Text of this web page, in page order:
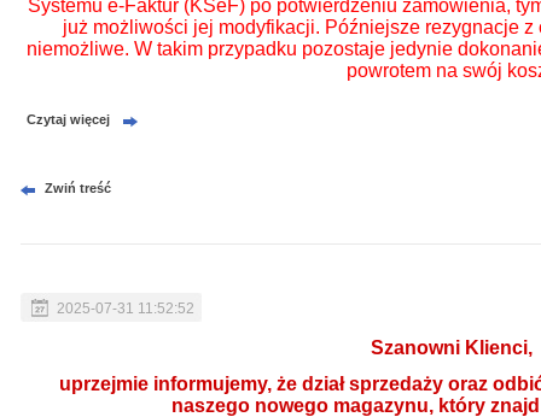
Systemu e-Faktur (KSeF) po potwierdzeniu zamówienia,
już możliwości jej modyfikacji. Późniejsze rezygnacje z
niemożliwe. W takim przypadku pozostaje jedynie
powrotem na swój
Czytaj więcej
Zwiń treść
2025-07-31 11:52:52
Szanowni Klienci,
uprzejmie informujemy, że dział sprzedaży oraz
naszego nowego magazynu, który